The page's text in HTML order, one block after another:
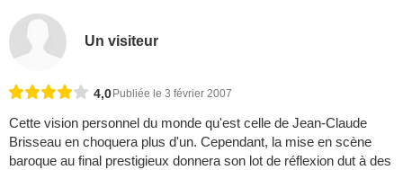
Un visiteur
4,0 Publiée le 3 février 2007
Cette vision personnel du monde qu'est celle de Jean-Claude
Brisseau en choquera plus d'un. Cependant, la mise en scène
baroque au final prestigieux donnera son lot de réflexion dut à des